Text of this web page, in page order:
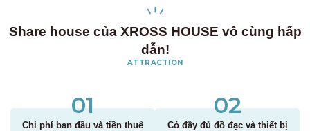
Share house của XROSS HOUSE vô cùng hấp
dẫn!
ATTRACTION
01
Chi phí ban đầu và tiền thuê
02
Có đầy đủ đồ đạc và thiết bị